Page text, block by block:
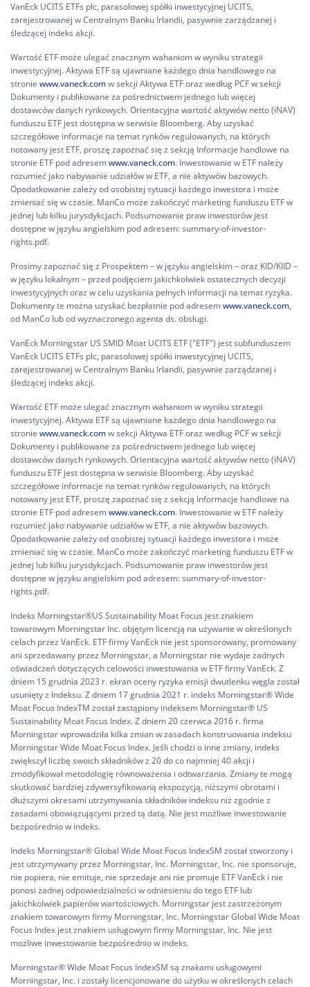
VanEck UCITS ETFs plc, parasolowej spółki inwestycyjnej UCITS,
zarejestrowanej w Centralnym Banku Irlandii, pasywnie zarządzanej i
śledzącej indeks akcji.
Wartość ETF może ulegać znacznym wahaniom w wyniku strategii
inwestycyjnej. Aktywa ETF są ujawniane każdego dnia handlowego na
stronie www.vaneck.comw sekcji Aktywa ETF oraz według PCF w sekcji
Dokumenty i publikowane za pośrednictwem jednego lub więcej
dostawców danych rynkowych. Orientacyjna wartość aktywów netto (iNAV)
funduszu ETF jest dostępna w serwisie Bloomberg. Aby uzyskać
szczegółowe informacje na temat rynków regulowanych, na których
notowany jest ETF, proszę zapoznać się z sekcją Informacje handlowe na
stronie ETF pod adresemwww.vaneck.com. Inwestowanie w ETF należy
rozumieć jako nabywanie udziałów w ETF, a nie aktywów bazowych.
Opodatkowanie zależy od osobistej sytuacji każdego inwestora i może
zmieniać się w czasie. ManCo może zakończyć marketing funduszu ETF w
jednej lub kilku jurysdykcjach. Podsumowanie praw inwestorów jest
dostępne w języku angielskim pod adresem:summary-of-investor-
rights.pdf.
Prosimy zapoznać się z Prospektem – w języku angielskim – oraz KID/KIID –
w języku lokalnym – przed podjęciem jakichkolwiek ostatecznych decyzji
inwestycyjnych oraz w celu uzyskania pełnych informacji na temat ryzyka.
Dokumenty te można uzyskać bezpłatnie pod adresemwww.vaneck.com,
od ManCo lub od wyznaczonego agenta ds. obsługi.
VanEck Morningstar US SMID Moat UCITS ETF ("ETF") jest subfunduszem
VanEck UCITS ETFs plc, parasolowej spółki inwestycyjnej UCITS,
zarejestrowanej w Centralnym Banku Irlandii, pasywnie zarządzanej i
śledzącej indeks akcji.
Wartość ETF może ulegać znacznym wahaniom w wyniku strategii
inwestycyjnej. Aktywa ETF są ujawniane każdego dnia handlowego na
stronie www.vaneck.comw sekcji Aktywa ETF oraz według PCF w sekcji
Dokumenty i publikowane za pośrednictwem jednego lub więcej
dostawców danych rynkowych. Orientacyjna wartość aktywów netto (iNAV)
funduszu ETF jest dostępna w serwisie Bloomberg. Aby uzyskać
szczegółowe informacje na temat rynków regulowanych, na których
notowany jest ETF, proszę zapoznać się z sekcją Informacje handlowe na
stronie ETF pod adresemwww.vaneck.com. Inwestowanie w ETF należy
rozumieć jako nabywanie udziałów w ETF, a nie aktywów bazowych.
Opodatkowanie zależy od osobistej sytuacji każdego inwestora i może
zmieniać się w czasie. ManCo może zakończyć marketing funduszu ETF w
jednej lub kilku jurysdykcjach. Podsumowanie praw inwestorów jest
dostępne w języku angielskim pod adresem:summary-of-investor-
rights.pdf.
Indeks Morningstar®US Sustainability Moat Focus jest znakiem
towarowym Morningstar Inc. objętym licencją na używanie w określonych
celach przez VanEck. ETF firmy VanEck nie jest sponsorowany, promowany
ani sprzedawany przez Morningstar, a Morningstar nie wydaje żadnych
oświadczeń dotyczących celowości inwestowania w ETF firmy VanEck. Z
dniem 15 grudnia 2023 r. ekran oceny ryzyka emisji dwutlenku węgla został
usunięty z Indeksu. Z dniem 17 grudnia 2021 r. indeks Morningstar® Wide
Moat Focus IndexTM został zastąpiony indeksem Morningstar® US
Sustainability Moat Focus Index. Z dniem 20 czerwca 2016 r. firma
Morningstar wprowadziła kilka zmian w zasadach konstruowania indeksu
Morningstar Wide Moat Focus Index. Jeśli chodzi o inne zmiany, indeks
zwiększył liczbę swoich składników z 20 do co najmniej 40 akcji i
zmodyfikował metodologię równoważenia i odtwarzania. Zmiany te mogą
skutkować bardziej zdywersyfikowaną ekspozycją, niższymi obrotami i
dłuższymi okresami utrzymywania składników indeksu niż zgodnie z
zasadami obowiązującymi przed tą datą. Nie jest możliwe inwestowanie
bezpośrednio w indeks.
Indeks Morningstar® Global Wide Moat Focus IndexSM został stworzony i
jest utrzymywany przez Morningstar, Inc. Morningstar, Inc. nie sponsoruje,
nie popiera, nie emituje, nie sprzedaje ani nie promuje ETF VanEck i nie
ponosi żadnej odpowiedzialności w odniesieniu do tego ETF lub
jakichkolwiek papierów wartościowych. Morningstar jest zastrzeżonym
znakiem towarowym firmy Morningstar, Inc. Morningstar Global Wide Moat
Focus Index jest znakiem usługowym firmy Morningstar, Inc. Nie jest
możliwe inwestowanie bezpośrednio w indeks.
Morningstar® Wide Moat Focus IndexSM są znakami usługowymi
Morningstar, Inc. i zostały licencjonowane do użytku w określonych celach